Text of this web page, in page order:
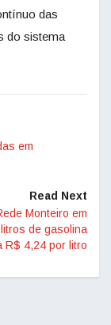
das
do sistema
em
Read Next
Monteiro em
de gasolina
R$ 4,24 por litro